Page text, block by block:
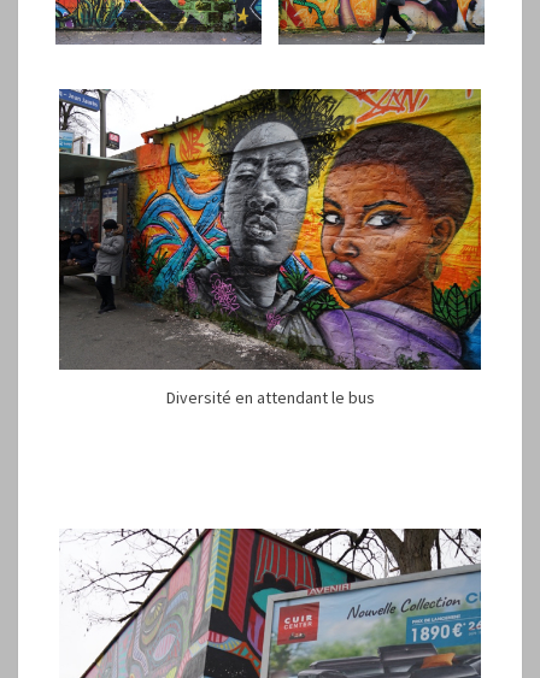
Diversité en attendant le bus